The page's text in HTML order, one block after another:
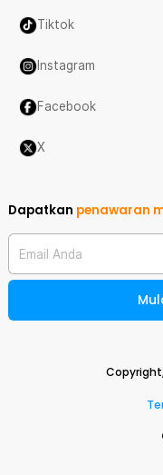
Tiktok
Instagram
Facebook
X
Dapatkan penawaran
Email Anda